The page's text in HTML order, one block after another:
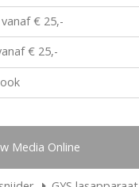
€ 25,-
€ 25,-
Media Online